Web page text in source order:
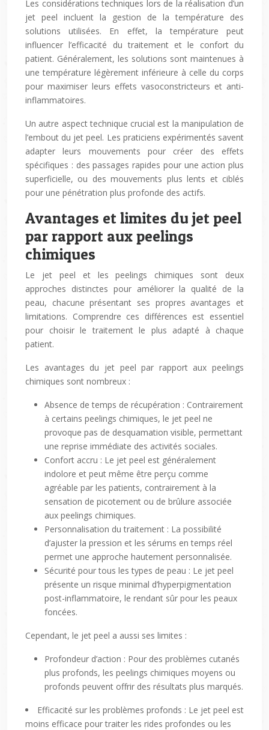
Les considérations techniques lors de la réalisation d’un
jet peel incluent la gestion de la température des
solutions utilisées. En effet, la température peut
influencer l’efficacité du traitement et le confort du
patient. Généralement, les solutions sont maintenues à
une température légèrement inférieure à celle du corps
pour maximiser leurs effets vasoconstricteurs et anti-
inflammatoires.
Un autre aspect technique crucial est la manipulation de
l’embout du jet peel. Les praticiens expérimentés savent
adapter leurs mouvements pour créer des effets
spécifiques : des passages rapides pour une action plus
superficielle, ou des mouvements plus lents et ciblés
pour une pénétration plus profonde des actifs.
Avantages et limites du jet peel
par rapport aux peelings
chimiques
Le jet peel et les peelings chimiques sont deux
approches distinctes pour améliorer la qualité de la
peau, chacune présentant ses propres avantages et
limitations. Comprendre ces différences est essentiel
pour choisir le traitement le plus adapté à chaque
patient.
Les avantages du jet peel par rapport aux peelings
chimiques sont nombreux :
Absence de temps de récupération : Contrairement
à certains peelings chimiques, le jet peel ne
provoque pas de desquamation visible, permettant
une reprise immédiate des activités sociales.
Confort accru : Le jet peel est généralement
indolore et peut même être perçu comme
agréable par les patients, contrairement à la
sensation de picotement ou de brûlure associée
aux peelings chimiques.
Personnalisation du traitement : La possibilité
d’ajuster la pression et les sérums en temps réel
permet une approche hautement personnalisée.
Sécurité pour tous les types de peau : Le jet peel
présente un risque minimal d’hyperpigmentation
post-inflammatoire, le rendant sûr pour les peaux
foncées.
Cependant, le jet peel a aussi ses limites :
Profondeur d’action : Pour des problèmes cutanés
plus profonds, les peelings chimiques moyens ou
profonds peuvent offrir des résultats plus marqués.
Efficacité sur les problèmes profonds : Le jet peel est
moins efficace pour traiter les rides profondes ou les